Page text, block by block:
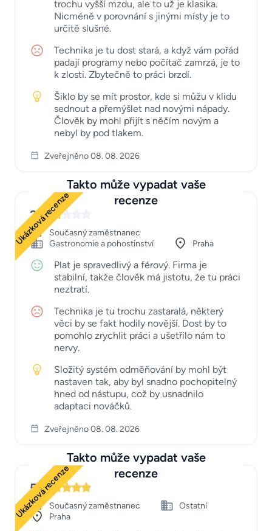
trochu vyšší mzdu, ale to už je klasika.
Nicméně v porovnání s jinými místy je to
určitě slušné.
Technika je tu dost stará, a když vám pořád
padají programy nebo počítač zamrzá, je to
k zlosti. Zbytečně to práci brzdí.
Šiklo by se mít prostor, kde si můžu v klidu
sednout a přemýšlet nad novými nápady.
Člověk by mohl přijít s něčím novým a
nebyl by pod tlakem.
Zveřejněno 08. 08. 2026
Takto může vypadat vaše
recenze
Ukázková recenze
2
Současný zaměstnanec
Gastronomie a pohostinství
Praha
Plat je spravedlivý a férový. Firma je
stabilní, takže člověk má jistotu, že tu práci
neztratí.
Technika je tu trochu zastaralá, některý
věci by se fakt hodily novější. Dost by to
pomohlo zrychlit práci a ušetřilo nám to
nervy.
Složitý systém odměňování by mohl být
nastaven tak, aby byl snadno pochopitelný
hned od nástupu, což by usnadnilo
adaptaci nováčků.
Zveřejněno 08. 08. 2026
Takto může vypadat vaše
recenze
Ukázková recenze
5
Současný zaměstnanec
Ostatní
Praha